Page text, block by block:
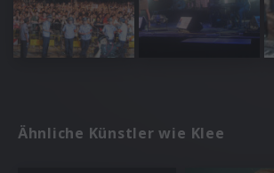
Ähnliche Künstler wie Klee